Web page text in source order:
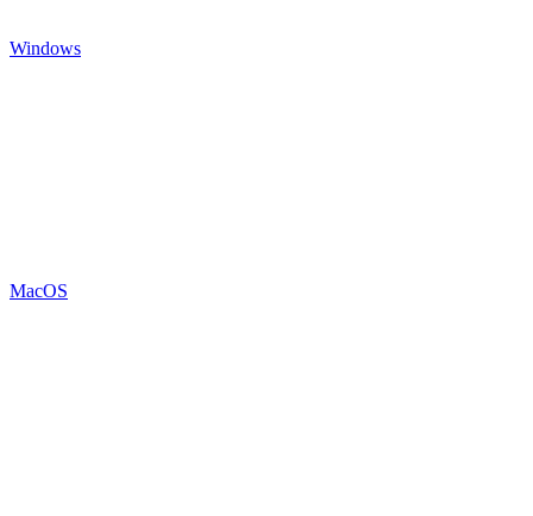
Windows
MacOS